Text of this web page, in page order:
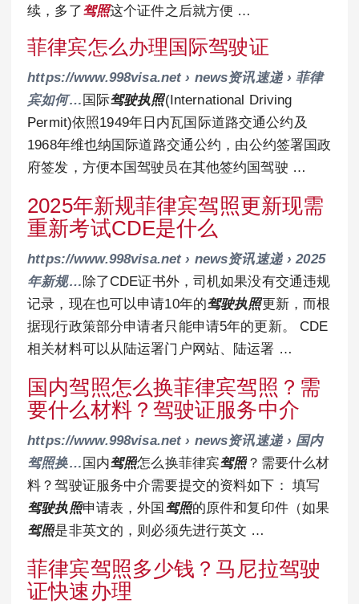
续，多了驾照这个证件之后就方便 …
菲律宾怎么办理国际驾驶证
https://www.998visa.net › news资讯速递 › 菲律
宾如何… 国际驾驶执照(International Driving
Permit)依照1949年日内瓦国际道路交通公约及
1968年维也纳国际道路交通公约，由公约签署国政
府签发，方便本国驾驶员在其他签约国驾驶 …
2025年新规菲律宾驾照更新现需
重新考试CDE是什么
https://www.998visa.net › news资讯速递 › 2025
年新规… 除了CDE证书外，司机如果没有交通违规
记录，现在也可以申请10年的驾驶执照更新，而根
据现行政策部分申请者只能申请5年的更新。 CDE
相关材料可以从陆运署门户网站、陆运署 …
国内驾照怎么换菲律宾驾照？需
要什么材料？驾驶证服务中介
https://www.998visa.net › news资讯速递 › 国内
驾照换… 国内驾照怎么换菲律宾驾照 ？需要什么材
料？驾驶证服务中介需要提交的资料如下： 填写
驾驶执照申请表，外国 驾照的原件和复印件（如果
驾照是非英文的，则必须先进行英文 …
菲律宾驾照多少钱？马尼拉驾驶
证快速办理